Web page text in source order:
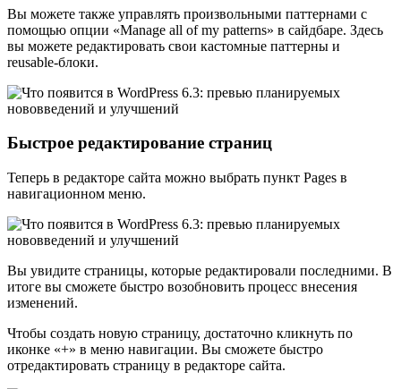
Вы можете также управлять произвольными паттернами с
помощью опции «Manage all of my patterns» в сайдбаре. Здесь
вы можете редактировать свои кастомные паттерны и
reusable-блоки.
Быстрое редактирование страниц
Теперь в редакторе сайта можно выбрать пункт Pages в
навигационном меню.
Вы увидите страницы, которые редактировали последними. В
итоге вы сможете быстро возобновить процесс внесения
изменений.
Чтобы создать новую страницу, достаточно кликнуть по
иконке «+» в меню навигации. Вы сможете быстро
отредактировать страницу в редакторе сайта.